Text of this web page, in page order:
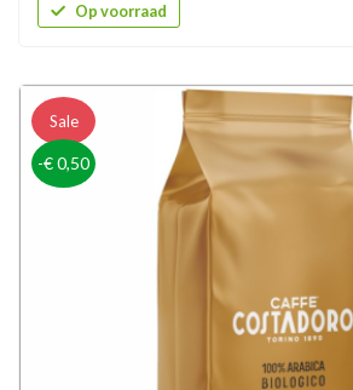
Op voorraad
Sale
-€ 0,50